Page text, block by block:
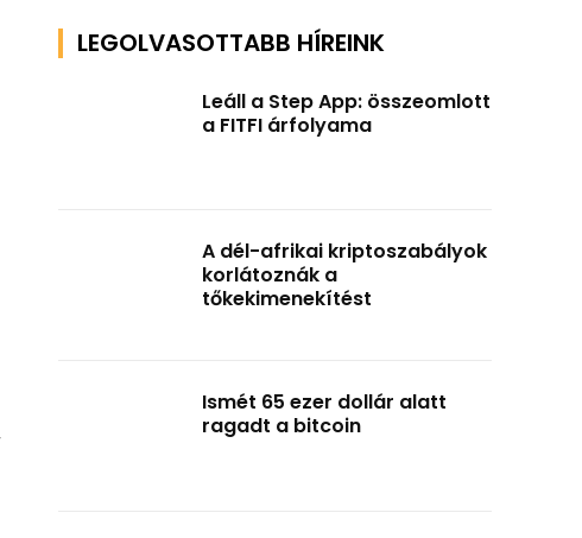
LEGOLVASOTTABB HÍREINK
Leáll a Step App: összeomlott
a FITFI árfolyama
A dél-afrikai kriptoszabályok
korlátoznák a
tőkekimenekítést
Ismét 65 ezer dollár alatt
ragadt a bitcoin